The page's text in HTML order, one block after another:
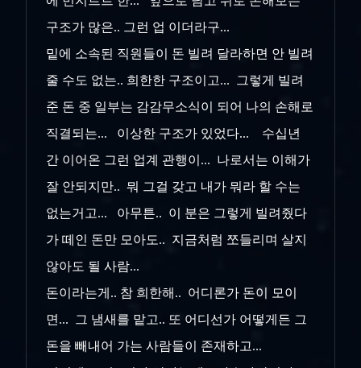
구조가 많은.. 그런 업 이더라구...
밑에 소속된 직원들이 돈 빌려 달라하면 안 빌려
줄 수도 없는.. 희한한 구조이고... 그렇게 빌려
준 돈 중 일부는 감감무소식이 되어 나의 손해로
직결되는... 이상한 구조가 있었다... 수십년
간 이어온 그런 업계 관행이... 나로서는 이해가
잘 안되지만.. 뭐 그걸 갖고 내가 뭐라 할 수는
없는거고... 아무튼.. 이 분은 그렇게 빌려줬다
가 떼인 돈만 모아도.. 지금처럼 쪼들리며 살지
않아도 될 사람...
돈이라는게.. 참 희한해.. 어디론가 돈이 모이
면... 그 냄새를 맡고.. 또 어디선가 어떻게든 그
돈을 빼내어 가는 사람들이 존재하고...